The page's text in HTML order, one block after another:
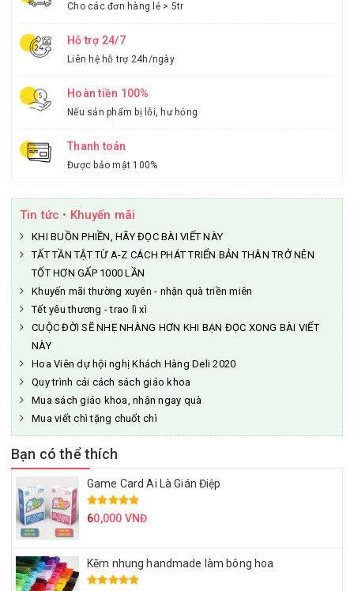
Cho các đơn hàng lẻ > 5tr
Hỗ trợ 24/7
Liên hệ hỗ trợ 24h/ngày
Hoàn tiền 100%
Nếu sản phẩm bị lỗi, hư hỏng
Thanh toán
Được bảo mật 100%
Tin tức • Khuyến mãi
KHI BUỒN PHIỀN, HÃY ĐỌC BÀI VIẾT NÀY
TẤT TẦN TẬT TỪ A-Z CÁCH PHÁT TRIỂN BẢN THÂN TRỞ NÊN
TỐT HƠN GẤP 1000 LẦN
Khuyến mãi thường xuyên - nhận quà triền miên
Tết yêu thương - trao lì xì
CUỘC ĐỜI SẼ NHẸ NHÀNG HƠN KHI BẠN ĐỌC XONG BÀI VIẾT
NÀY
Hoa Viên dự hội nghị Khách Hàng Deli 2020
Quy trình cải cách sách giáo khoa
Mua sách giáo khoa, nhận ngay quà
Mua viết chì tặng chuốt chì
Bạn có thể thích
Game Card Ai Là Gián Điệp
60,000 VNĐ
Kẽm nhung handmade làm bông hoa